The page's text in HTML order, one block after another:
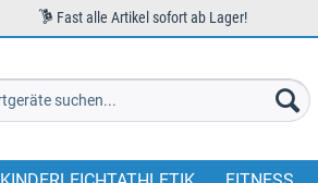
Fast alle Artikel sofort ab Lager!